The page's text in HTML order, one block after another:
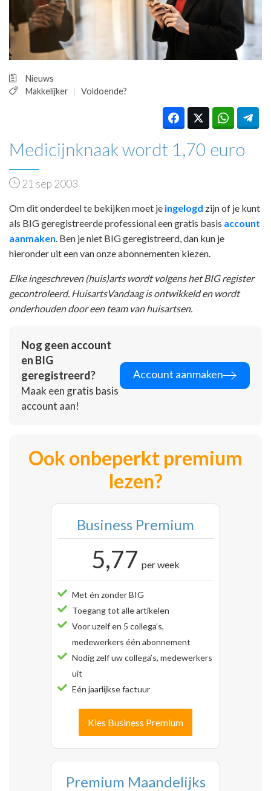
PRAKTIJKZAKEN
TARIEVEN
VPHUISARTSEN
INLOGGEN
Nieuws
Makkelijker
Voldoende?
Medicijnknaak wordt 1,70 euro
21 sep 2003
Om dit onderdeel te bekijken moet je ingelogd zijn of je kunt
als BIG geregistreerde professional een gratis basis account
aanmaken . Ben je niet BIG geregistreerd, dan kun je
hieronder uit een van onze abonnementen kiezen.
Elke ingeschreven (huis)arts wordt volgens het BIG register
gecontroleerd. HuisartsVandaag is ontwikkeld en wordt
onderhouden door een team van huisartsen.
Nog geen account
en BIG
geregistreerd?
Maak een gratis basis
account aan!
Account aanmaken
Ook onbeperkt premium
lezen?
Business Premium
5,77 per week
Met én zonder BIG
Toegang tot alle artikelen
Voor uzelf en 5 collega’s,
medewerkers één abonnement
Nodig zelf uw collega’s, medewerkers
uit
Eén jaarlijkse factuur
Kies Business Premium
Premium Maandelijks